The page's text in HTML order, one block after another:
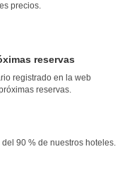
precios.
reservas
registrado en la web
reservas.
90 % de nuestros hoteles.